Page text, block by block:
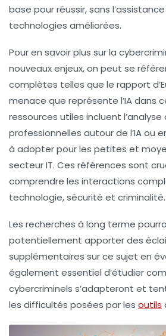
base pour réussir, sans
technologies améliorées.
Pour en savoir plus sur la
nouveaux enjeux, on peut se
complètes telles que le rapport
menace que représente l’IA dans
ressources utiles incluent
professionnelles autour de l’IAou
à adopter pour les petites et
secteur IT. Ces références sont
comprendre les interactions
technologie, sécurité et criminalité.
Les recherches à long terme
potentiellement apporter des
supplémentaires sur ce sujet en
également essentiel d’étudier
cybercriminels s’adapteront et
les difficultés posées par les outils